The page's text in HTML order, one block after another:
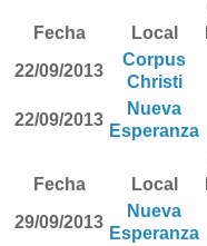
Fecha
Local
22/09/2013
Corpus
Christi
22/09/2013
Nueva
Esperanza
Fecha
Local
29/09/2013
Nueva
Esperanza